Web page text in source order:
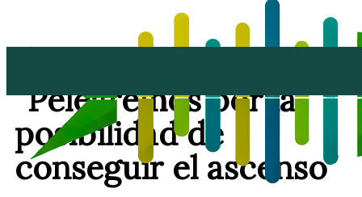
“Pelearemos por la
posibilidad de
conseguir el ascenso”